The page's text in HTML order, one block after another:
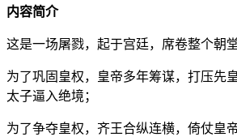
内容简介
这是一场屠戮，起于宫廷，席卷整个朝
为了巩固皇权，皇帝多年筹谋，打压先
太子逼入绝境；
为了争夺皇权，齐王合纵连横，倚仗皇